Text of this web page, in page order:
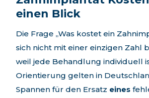
einen Blick
Die Frage „Was kostet ein
sich nicht mit einer einzigen Zahl
weil jede Behandlung individuell
Orientierung gelten in
Spannen für den Ersatz eines